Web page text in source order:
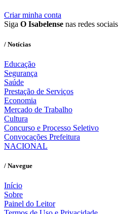
Criar minha conta
Siga O Isabelense nas redes sociais
/ Notícias
Educação
Segurança
Saúde
Prestação de Serviços
Economia
Mercado de Trabalho
Cultura
Concurso e Processo Seletivo
Convocações Prefeitura
NACIONAL
/ Navegue
Início
Sobre
Painel do Leitor